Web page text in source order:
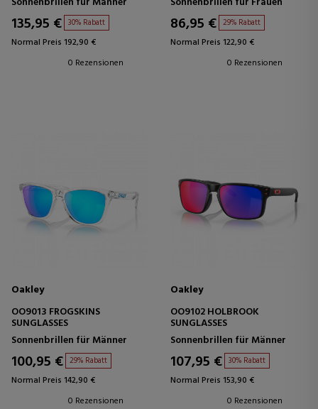
135,95 € 30% Rabatt
Normal Preis 192,90 €
0 Rezensionen
86,95 € 29% Rabatt
Normal Preis 122,90 €
0 Rezensionen
Oakley
OO9013 FROGSKINS
SUNGLASSES
Sonnenbrillen für Männer
100,95 € 29% Rabatt
Normal Preis 142,90 €
0 Rezensionen
Oakley
OO9102 HOLBROOK
SUNGLASSES
Sonnenbrillen für Männer
107,95 € 30% Rabatt
Normal Preis 153,90 €
0 Rezensionen